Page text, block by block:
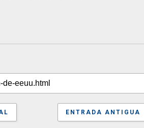
ENTRADA ANTIGUA